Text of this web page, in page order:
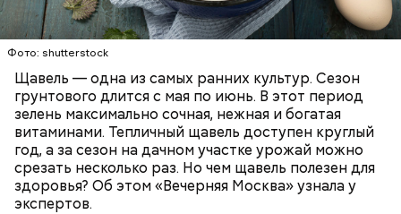
Фото: shutterstock
Щавель — одна из самых ранних культур. Сезон
грунтового длится с мая по июнь. В этот период
зелень максимально сочная, нежная и богатая
витаминами. Тепличный щавель доступен круглый
год, а за сезон на дачном участке урожай можно
срезать несколько раз. Но чем щавель полезен для
здоровья? Об этом «Вечерняя Москва» узнала у
экспертов.
Опасность же щавеля состоит в том, что он
содержит большое количество щавелевой кислоты,
которая может способствовать образованию
ЗДОРОВЬЕ ВРАЧИ
РАСТЕНИЯ
ПРОДУКТЫ
— Я советую есть не более одного зубчика чеснока
в сыром виде в день. Тем не менее некоторым
людям стоит вообще отказаться от данного
продукта. Например, тем, у кого есть проблемы с
желудочно-кишечным трактом. Эфирные масла
оказывают раздражающее действие на слизистые
оболочки кишечника и могут вызвать обострение,
— предупредила Соломатина.